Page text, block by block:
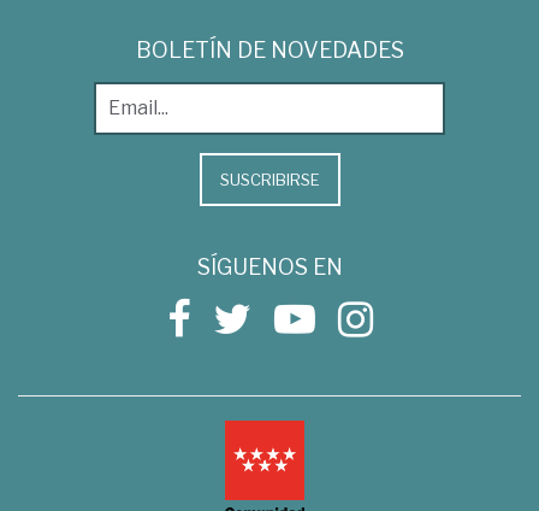
BOLETÍN DE NOVEDADES
SUSCRIBIRSE
SÍGUENOS EN